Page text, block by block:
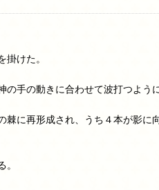
けた。
手の動きに合わせて波打つよう
に再形成され、うち４本が影に